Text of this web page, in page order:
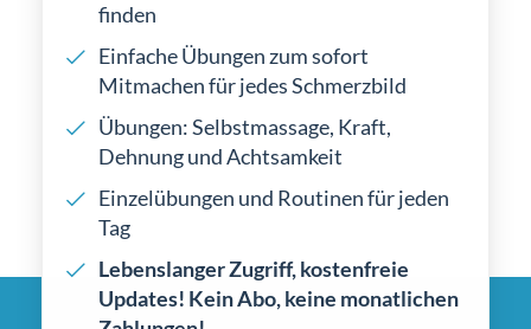
finden
Einfache Übungen zum sofort
Mitmachen für jedes Schmerzbild
Übungen: Selbstmassage, Kraft,
Dehnung und Achtsamkeit
Einzelübungen und Routinen für jeden
Tag
Lebenslanger Zugriff, kostenfreie
Updates! Kein Abo, keine monatlichen